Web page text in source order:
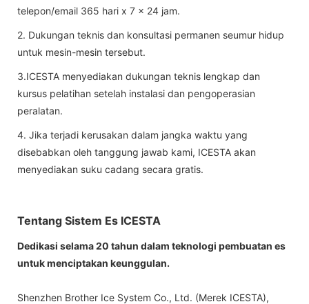
telepon/email 365 hari x 7 x 24 jam.
2. Dukungan teknis dan konsultasi permanen seumur hidup
untuk mesin-mesin tersebut.
3.ICESTA menyediakan dukungan teknis lengkap dan
kursus pelatihan setelah instalasi dan pengoperasian
peralatan.
4. Jika terjadi kerusakan dalam jangka waktu yang
disebabkan oleh tanggung jawab kami, ICESTA akan
menyediakan suku cadang secara gratis.
Tentang Sistem Es ICESTA
Dedikasi selama 20 tahun dalam teknologi pembuatan es
untuk menciptakan keunggulan.
Shenzhen Brother Ice System Co., Ltd. (Merek ICESTA),